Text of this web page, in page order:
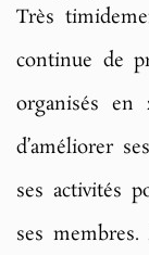
Très
continue de
organisés en
d’améliorer
ses activités
ses